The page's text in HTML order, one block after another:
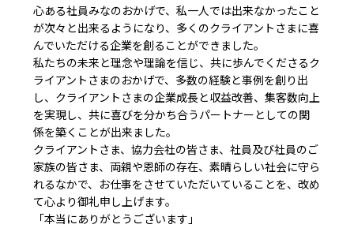
心ある社員みなのおかげで、私一人では出来なかったこと
が次々と出来るようになり、多くのクライアントさまに喜
んでいただける企業を創ることができました。
私たちの未来と理念や理論を信じ、共に歩んでくださるク
ライアントさまのおかげで、多数の経験と事例を創り出
し、クライアントさまの企業成長と収益改善、集客数向上
を実現し、共に喜びを分かち合うパートナーとしての関
係を築くことが出来ました。
クライアントさま、協力会社の皆さま、社員及び社員のご
家族の皆さま、両親や恩師の存在、素晴らしい社会に守ら
れるなかで、お仕事をさせていただいていることを、改め
て心より御礼申し上げます。
「本当にありがとうございます」